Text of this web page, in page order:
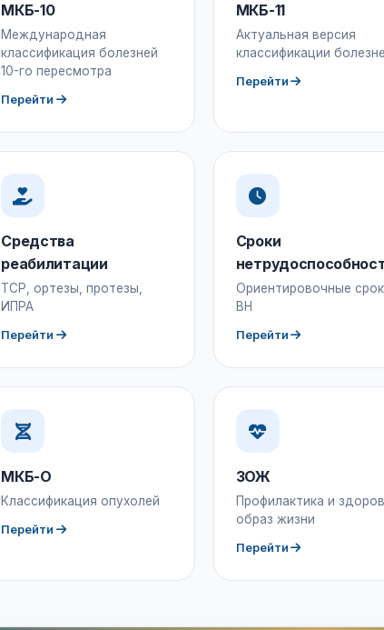
МКБ-10
Международная
классификация болезней
10-го пересмотра
Перейти
МКБ-11
Актуальная версия
классификации
Перейти
Средства
реабилитации
ТСР, ортезы, протезы,
ИПРА
Перейти
Сроки
Ориентировочные
ВН
Перейти
МКБ-О
Классификация опухолей
Перейти
ЗОЖ
Профилактика и
образ жизни
Перейти